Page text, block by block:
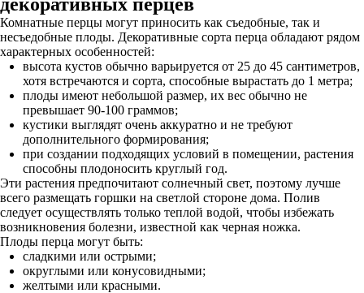
Комнатные перцы могут приносить как съедобные, так и
несъедобные плоды. Декоративные сорта перца обладают рядом
характерных особенностей:
высота кустов обычно варьируется от 25 до 45 сантиметров,
хотя встречаются и сорта, способные вырастать до 1 метра;
плоды имеют небольшой размер, их вес обычно не
превышает 90-100 граммов;
кустики выглядят очень аккуратно и не требуют
дополнительного формирования;
при создании подходящих условий в помещении, растения
способны плодоносить круглый год.
Эти растения предпочитают солнечный свет, поэтому лучше
всего размещать горшки на светлой стороне дома. Полив
следует осуществлять только теплой водой, чтобы избежать
возникновения болезни, известной как черная ножка.
Плоды перца могут быть:
сладкими или острыми;
округлыми или конусовидными;
желтыми или красными.